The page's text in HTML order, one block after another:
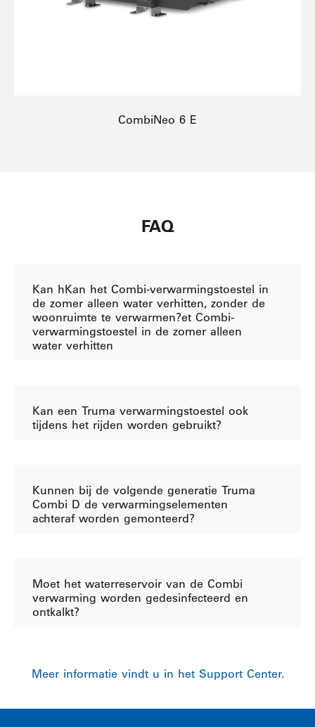
CombiNeo 6 E
FAQ
Kan hKan het Combi-verwarmingstoestel in
de zomer alleen water verhitten, zonder de
woonruimte te verwarmen?et Combi-
verwarmingstoestel in de zomer alleen
water verhitten
Kan een Truma verwarmingstoestel ook
tijdens het rijden worden gebruikt?
Kunnen bij de volgende generatie Truma
Combi D de verwarmingselementen
achteraf worden gemonteerd?
Moet het waterreservoir van de Combi
verwarming worden gedesinfecteerd en
ontkalkt?
Meer informatie vindt u in het Support Center.